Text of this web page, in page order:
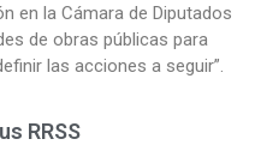
en la Cámara de Diputados
de obras públicas para
las acciones a seguir”.
RRSS